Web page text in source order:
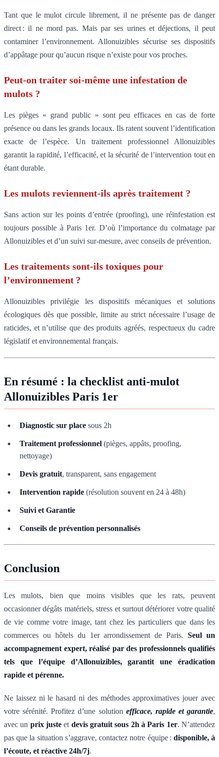
Tant que le mulot circule librement, il ne présente pas de danger
direct : il ne mord pas. Mais par ses urines et déjections, il peut
contaminer l’environnement. Allonuizibles sécurise ses dispositifs
d’appâtage pour qu’aucun risque n’existe pour vos proches.
Peut-on traiter soi-même une infestation de
mulots ?
Les pièges « grand public » sont peu efficaces en cas de forte
présence ou dans les grands locaux. Ils ratent souvent l’identification
exacte de l’espèce. Un traitement professionnel Allonuizibles
garantit la rapidité, l’efficacité, et la sécurité de l’intervention tout en
étant durable.
Les mulots reviennent-ils après traitement ?
Sans action sur les points d’entrée (proofing), une réinfestation est
toujours possible à Paris 1er. D’où l’importance du colmatage par
Allonuizibles et d’un suivi sur-mesure, avec conseils de prévention.
Les traitements sont-ils toxiques pour
l’environnement ?
Allonuizibles privilégie les dispositifs mécaniques et solutions
écologiques dès que possible, limite au strict nécessaire l’usage de
raticides, et n’utilise que des produits agréés, respectueux du cadre
législatif et environnemental français.
En résumé : la checklist anti-mulot
Allonuizibles Paris 1er
Diagnostic sur place sous 2h
Traitement professionnel (pièges, appâts, proofing,
nettoyage)
Devis gratuit, transparent, sans engagement
Intervention rapide (résolution souvent en 24 à 48h)
Suivi et Garantie
Conseils de prévention personnalisés
Conclusion
Les mulots, bien que moins visibles que les rats, peuvent
occasionner dégâts matériels, stress et surtout détériorer votre qualité
de vie comme votre image, tant chez les particuliers que dans les
commerces ou hôtels du 1er arrondissement de Paris.Seul un
accompagnement expert, réalisé par des professionnels qualifiés
tels que l’équipe d’Allonuizibles, garantit une éradication
rapide et pérenne.
Ne laissez ni le hasard ni des méthodes approximatives jouer avec
votre sérénité. Profitez d’une solution efficace, rapide et garantie,
avec un prix juste et devis gratuit sous 2h à Paris 1er. N’attendez
pas que la situation s’aggrave, contactez notre équipe : disponible, à
l’écoute, et réactive 24h/7j.